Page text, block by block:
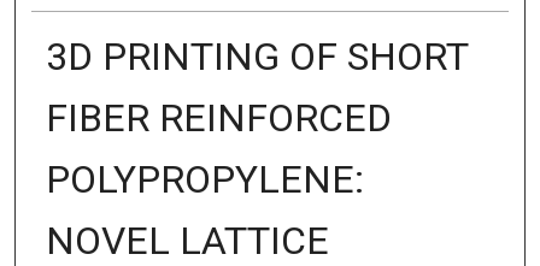
3D PRINTING OF SHORT
FIBER REINFORCED
POLYPROPYLENE:
NOVEL LATTICE